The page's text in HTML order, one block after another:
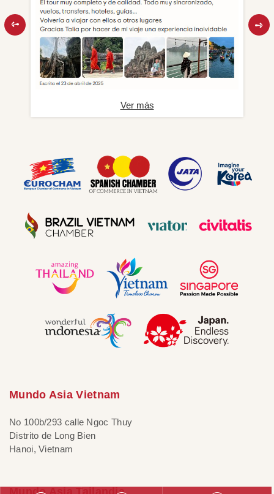
Ver más
Mundo Asia Vietnam
No 100b/293 calle Ngoc Thuy
Distrito de Long Bien
Hanoi, Vietnam